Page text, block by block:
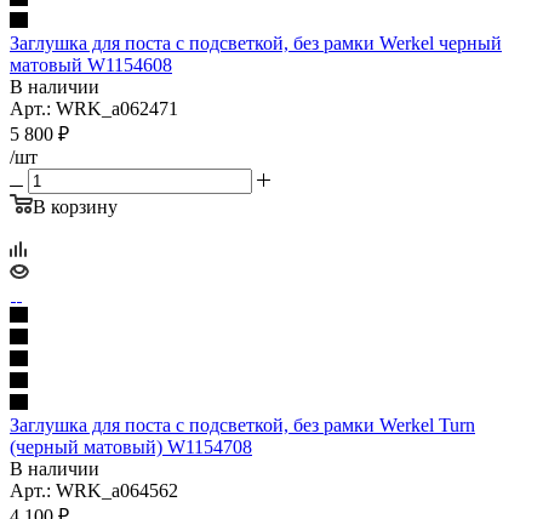
Заглушка для поста с подсветкой, без рамки Werkel черный
матовый W1154608
В наличии
Арт.: WRK_a062471
5 800 ₽
/шт
В корзину
Заглушка для поста с подсветкой, без рамки Werkel Turn
(черный матовый) W1154708
В наличии
Арт.: WRK_a064562